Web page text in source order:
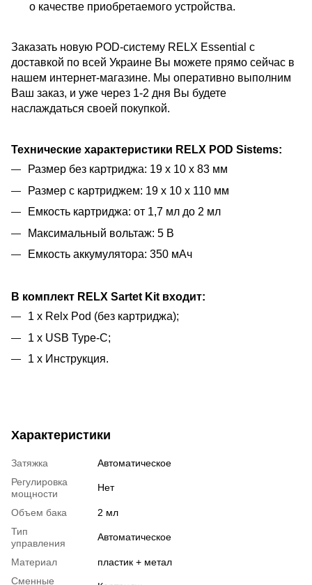
о качестве приобретаемого устройства.
Заказать новую POD-систему RELX Essential с
доставкой по всей Украине Вы можете прямо сейчас в
нашем интернет-магазине. Мы оперативно выполним
Ваш заказ, и уже через 1-2 дня Вы будете
наслаждаться своей покупкой.
Технические характеристики RELX POD Sistems:
Размер без картриджа: 19 x 10 x 83 мм
Размер с картриджем: 19 x 10 x 110 мм
Емкость картриджа: от 1,7 мл до 2 мл
Максимальный вольтаж: 5 В
Емкость аккумулятора: 350 мАч
В комплект RELX Sartet Kit входит:
1 x Relx Pod (без картриджа);
1 x USB Type-C;
1 x Инструкция.
Характеристики
Затяжка
Автоматическое
Регулировка
мощности
Нет
Объем бака
2 мл
Тип
управления
Автоматическое
Материал
пластик + метал
Сменные